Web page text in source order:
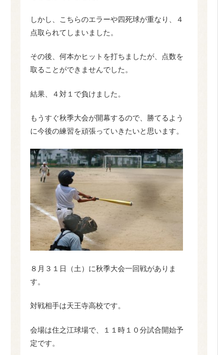
しかし、こちらのエラーや四死球が重なり、４
点取られてしまいました。
その後、何本かヒットを打ちましたが、点数を
取ることができませんでした。
結果、４対１で負けました。
もうすぐ秋季大会が開幕するので、勝てるよう
に今後の練習を頑張っていきたいと思います。
８月３１日（土）に秋季大会一回戦がありま
す。
対戦相手は天王寺高校です。
会場は住之江球場で、１１時１０分試合開始予
定です。